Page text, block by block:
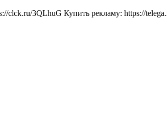
3QLhuG Купить рекламу: https://